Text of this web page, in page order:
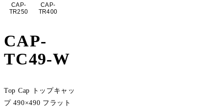
CAP-
TR250
CAP-
TR400
CAP-
TC49-W
Top Cap トップキャッ
プ 490×490 フラット